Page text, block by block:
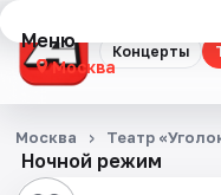
Концерты
Меню
Москва
Концерты
Театр
Ночной режим
Москва Театр